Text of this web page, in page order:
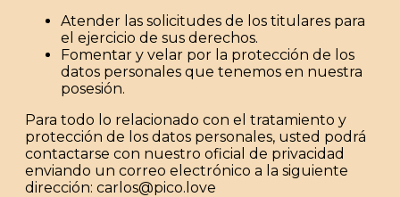
Atender las solicitudes de los titulares para
el ejercicio de sus derechos.
Fomentar y velar por la protección de los
datos personales que tenemos en nuestra
posesión.
Para todo lo relacionado con el tratamiento y
protección de los datos personales, usted podrá
contactarse con nuestro oficial de privacidad
enviando un correo electrónico a la siguiente
dirección: carlos@pico.love